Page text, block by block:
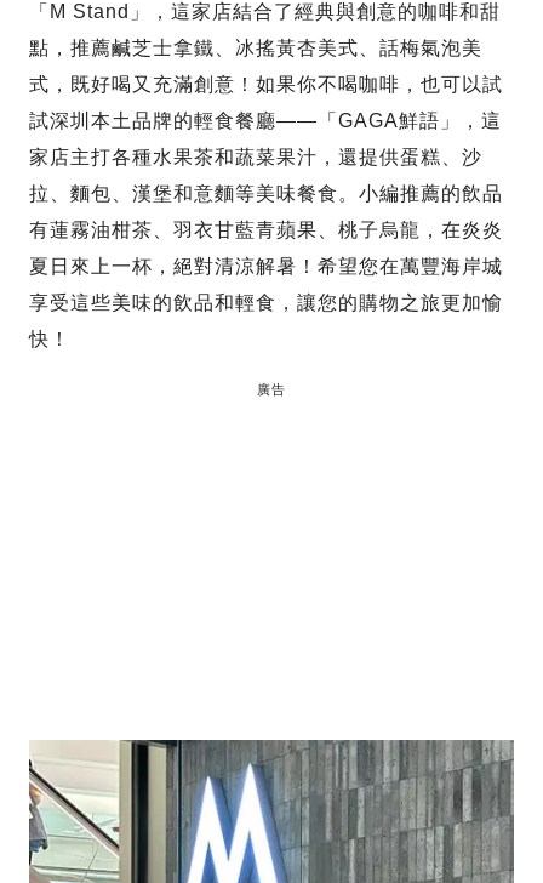
「M Stand」，這家店結合了經典與創意的咖啡和甜
點，推薦鹹芝士拿鐵、冰搖黃杏美式、話梅氣泡美
式，既好喝又充滿創意！如果你不喝咖啡，也可以試
試深圳本土品牌的輕食餐廳——「GAGA鮮語」，這
家店主打各種水果茶和蔬菜果汁，還提供蛋糕、沙
拉、麵包、漢堡和意麵等美味餐食。小編推薦的飲品
有蓮霧油柑茶、羽衣甘藍青蘋果、桃子烏龍，在炎炎
夏日來上一杯，絕對清涼解暑！希望您在萬豐海岸城
享受這些美味的飲品和輕食，讓您的購物之旅更加愉
快！
廣告